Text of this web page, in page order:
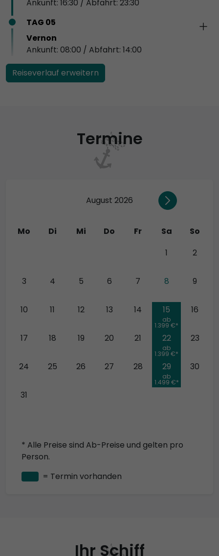
Ankunft: 16:30 / Abfahrt: 23:30
TAG 05
Vernon
Ankunft: 08:00 / Abfahrt: 14:00
Reiseverlauf erweitern
Termine
August 2026
Mo Di Mi Do Fr Sa
So
1 2
3 4 5 6 7 8 9
10 11 12 13 14
ab
1.399 €*
15 16
17 18 19 20 21
ab
1.399 €*
22 23
24 25 26 27 28
ab
1.499 €*
29 30
31
* Alle Preise sind Ab-Preise und gelten pro
Person.
= Termin vorhanden
Ihr Schiff